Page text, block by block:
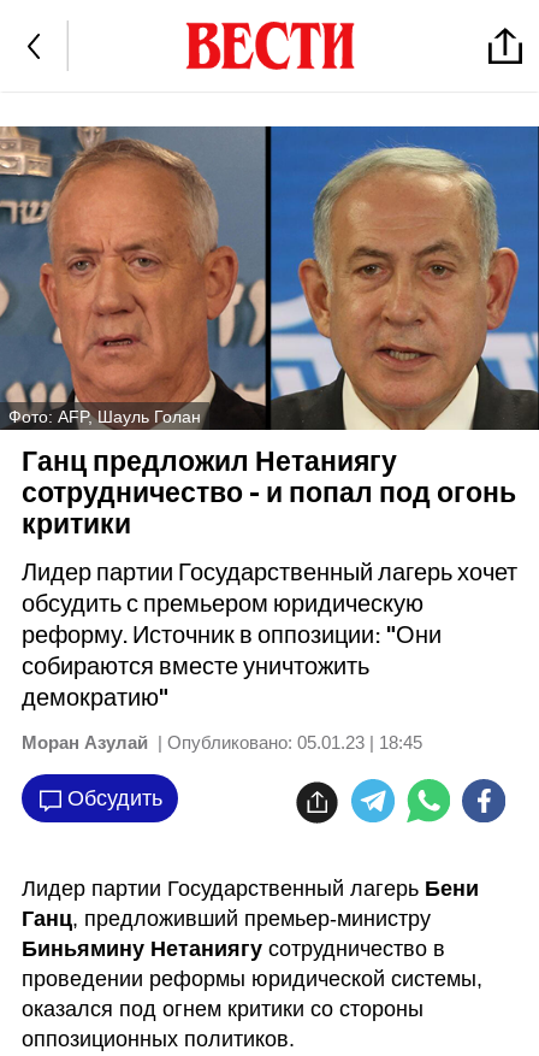
Фото: AFP, Шауль Голан
Ганц предложил Нетаниягу
сотрудничество - и попал под огонь
критики
Лидер партии Государственный лагерь хочет
обсудить с премьером юридическую
реформу. Источник в оппозиции: "Они
собираются вместе уничтожить
демократию"
Моран Азулай | Опубликовано: 05.01.23 | 18:45
Обсудить
Лидер партии Государственный лагерь Бени
Ганц
, предложивший премьер-министру
Биньямину Нетаниягу сотрудничество в
проведении реформы юридической системы,
оказался под огнем критики со стороны
оппозиционных политиков.